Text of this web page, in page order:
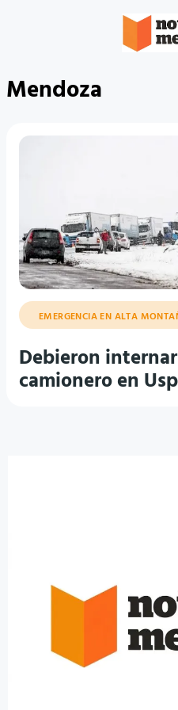
Mendoza
EMERGENCIA EN ALTA
Debieron
camionero en